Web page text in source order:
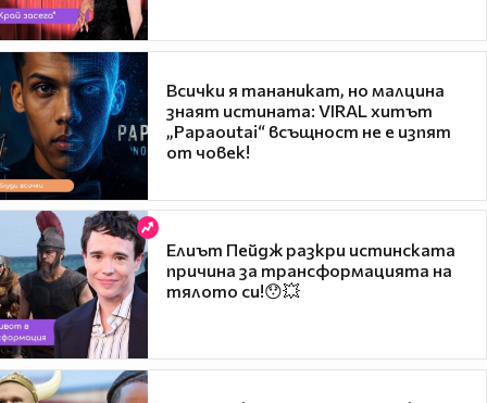
Всички я тананикат, но малцина
знаят истината: VIRAL хитът
„Papaoutai“ всъщност не е изпят
от човек!
Елиът Пейдж разкри истинската
причина за трансформацията на
тялото си!😯💥